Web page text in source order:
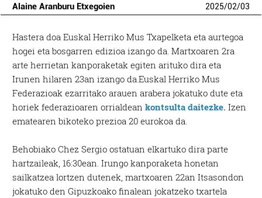
Alaine Aranburu Etxegoien 2025/02/03
Hastera doa Euskal Herriko Mus Txapelketa eta aurtegoa
hogei eta bosgarren edizioa izango da. Martxoaren 2ra
arte herrietan kanporaketak egiten arituko dira eta
Irunen hilaren 23an izango da.Euskal Herriko Mus
Federazioak ezarritako arauen arabera jokatuko dute eta
horiek federazioaren orrialdeankontsulta daitezke. Izen
ematearen bikoteko prezioa 20 eurokoa da.
Behobiako Chez Sergio ostatuan elkartuko dira parte
hartzaileak, 16:30ean. Irungo kanporaketa honetan
sailkatzea lortzen dutenek, martxoaren 22an Itsasondon
jokatuko den Gipuzkoako finalean jokatzeko txartela